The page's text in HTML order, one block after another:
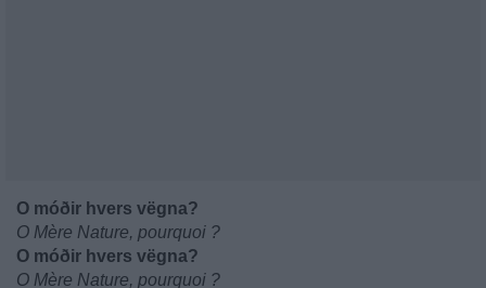
O móðir hvers vëgna?
O Mère Nature, pourquoi ?
O móðir hvers vëgna?
O Mère Nature, pourquoi ?